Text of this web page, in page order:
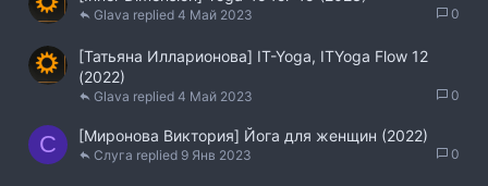
0
4 Май 2023
Glava
[Татьяна Илларионова] IT-Yoga, ITYoga Flow 12
(2022)
0
4 Май 2023
Glava
С [Миронова Виктория] Йога для женщин (2022)
0
9 Янв 2023
Слуга